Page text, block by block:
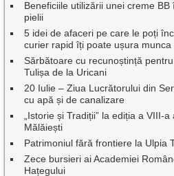
Beneficiile utilizării unei creme
pielii
5 idei de afaceri pe care le poți
curier rapid îți poate ușura munca
Sărbătoare cu recunoștință
Tulișa de la Uricani
20 Iulie – Ziua Lucrătorului din
cu apă și de canalizare
„Istorie și Tradiții” la ediția a VIII-
Mălăiești
Patrimoniul fără frontiere la Ulpia
Zece bursieri ai Academiei
Hațegului